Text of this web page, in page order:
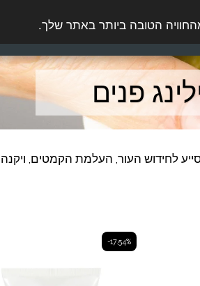
מוצרי שיער בוץ ומלח
פנים
לחידוש העור, העלמת הקמטים,
-17.54%